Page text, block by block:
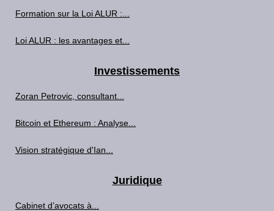
Formation sur la Loi ALUR :...
Loi ALUR : les avantages et...
Investissements
Zoran Petrovic, consultant...
Bitcoin et Ethereum : Analyse...
Vision stratégique d'Ian...
Juridique
Cabinet d’avocats à...